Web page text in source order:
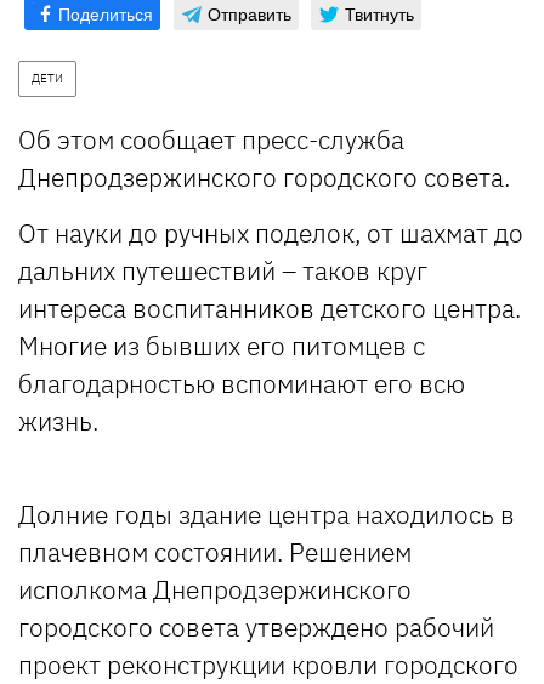
Поделиться Отправить Твитнуть
ДЕТИ
Об этом сообщает пресс-служба
Днепродзержинского городского совета.
От науки до ручных поделок, от шахмат до
дальних путешествий – таков круг
интереса воспитанников детского центра.
Многие из бывших его питомцев с
благодарностью вспоминают его всю
жизнь.
Долние годы здание центра находилось в
плачевном состоянии. Решением
исполкома Днепродзержинского
городского совета утверждено рабочий
проект реконструкции кровли городского